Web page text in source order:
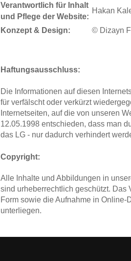
Verantwortlich für Inhalt
und Pflege der Website:
Hakan
Konzept & Design: © Dizayn
Haftungsausschluss:
Die Informationen auf diesen
für verfälscht oder verkürzt
Internetseiten, auf die von unseren
12.05.1998 entschieden, dass man
das LG - nur dadurch verhindert
Copyright:
Alle Inhalte und Abbildungen in
sind urheberrechtlich geschützt. Das
Form sowie die Aufnahme in
unterliegen.